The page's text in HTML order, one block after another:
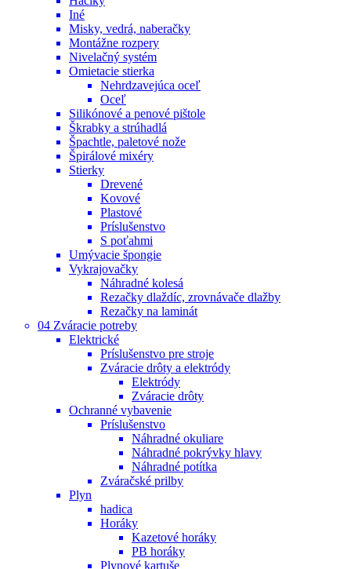
Iné
Misky, vedrá, naberačky
Montážne rozpery
Nivelačný systém
Omietacie stierka
Nehrdzavejúca oceľ
Oceľ
Silikónové a penové pištole
Škrabky a strúhadlá
Špachtle, paletové nože
Špirálové mixéry
Stierky
Drevené
Kovové
Plastové
Príslušenstvo
S poťahmi
Umývacie špongie
Vykrajovačky
Náhradné kolesá
Rezačky dlaždíc, zrovnávače dlažby
Rezačky na laminát
04 Zváracie potreby
Elektrické
Príslušenstvo pre stroje
Zváracie drôty a elektródy
Elektródy
Zváracie drôty
Ochranné vybavenie
Príslušenstvo
Náhradné okuliare
Náhradné pokrývky hlavy
Náhradné potítka
Zváračské prilby
Plyn
hadica
Horáky
Kazetové horáky
PB horáky
Plynové kartuše